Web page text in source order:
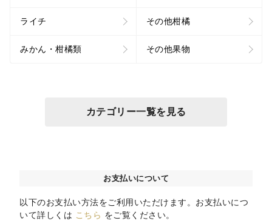
ライチ その他柑橘
みかん・柑橘類 その他果物
カテゴリー一覧を見る
お支払いについて
以下のお支払い方法をご利用いただけます。お支払いにつ
いて詳しくは こちら をご覧ください。